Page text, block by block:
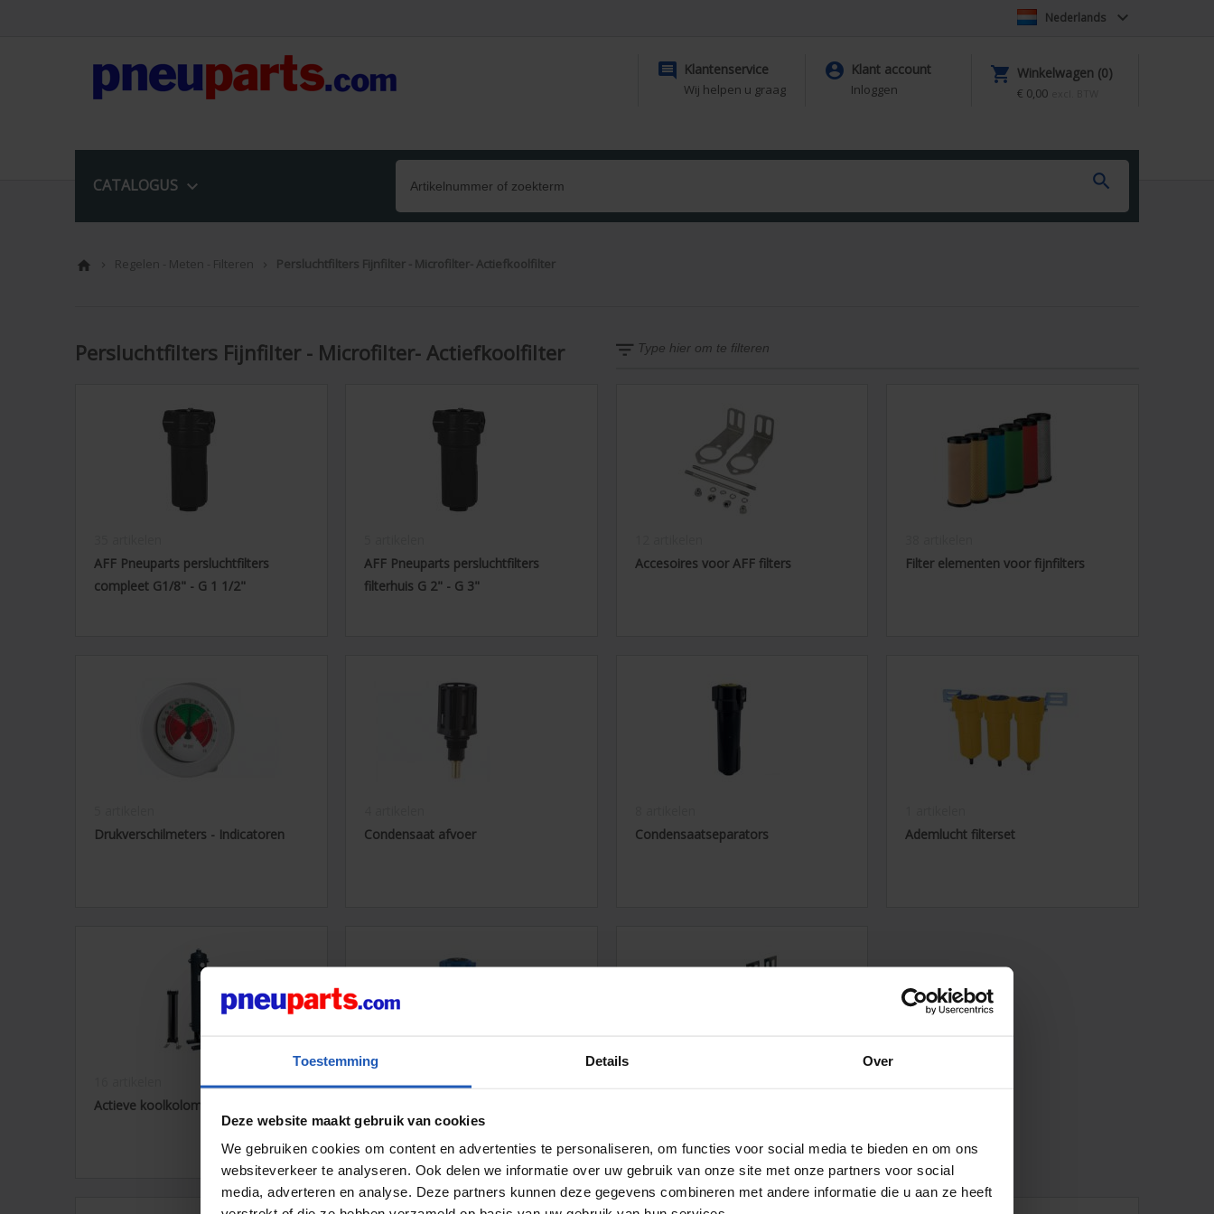
Toestemming Details Over
Deze website maakt gebruik van cookies
We gebruiken cookies om content en advertenties te personaliseren, om functies voor social media te bieden en om ons
websiteverkeer te analyseren. Ook delen we informatie over uw gebruik van onze site met onze partners voor social
media, adverteren en analyse. Deze partners kunnen deze gegevens combineren met andere informatie die u aan ze heeft
Nederlands 
 Klantenservice
Wij helpen u graag
 Klant account
Inloggen
 Winkelwagen (0)
€ 0,00
CATALOGUS  
  Regelen - Meten - Filteren  Persluchtfilters Fijnfilter - Microfilter- Actiefkoolfilter
Persluchtfilters Fijnfilter - Microfilter- Actiefkoolfilter
AFF Pneuparts persluchtfilters
compleet G1/8" - G 1 1/2"
AFF Pneuparts persluchtfilters
filterhuis G 2" - G 3"
Accesoires voor AFF filters
Filter elementen voor fijnfilters
Drukverschilmeters - Indicatoren
Condensaat afvoer
Condensaatseparators
Ademlucht filterset
Actieve koolkolommen
13 artikelen
perslucht ISO 8573-1